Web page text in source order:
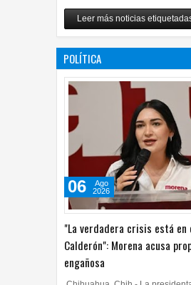
Carlos Monsiváis
12 Jul 2026
Leer más noticias
POLÍTICA
"La verdadera crisis está en
Calderón": Morena acusa
engañosa
06
Ago
2026